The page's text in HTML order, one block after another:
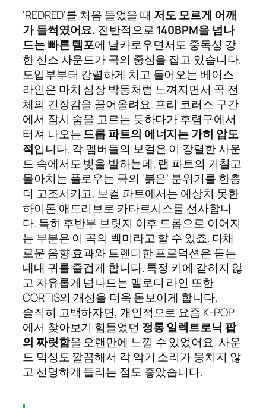
‘REDRED’를 처음 들었을 때 저도 모르게 어깨
가 들썩였어요. 전반적으로 140BPM을 넘나
드는 빠른 템포에 날카로우면서도 중독성 강
한 신스 사운드가 곡의 중심을 잡고 있습니다.
도입부부터 강렬하게 치고 들어오는 베이스
라인은 마치 심장 박동처럼 느껴지면서 곡 전
체의 긴장감을 끌어올려요. 프리 코러스 구간
에서 잠시 숨을 고르는 듯하다가 후렴구에서
터져 나오는드롭 파트의 에너지는 가히 압도
적입니다. 각 멤버들의 보컬은 이 강렬한 사운
드 속에서도 빛을 발하는데, 랩 파트의 거칠고
몰아치는 플로우는 곡의 ‘붉은’ 분위기를 한층
더 고조시키고, 보컬 파트에서는 예상치 못한
하이톤 애드리브로 카타르시스를 선사합니
다. 특히 후반부 브릿지 이후 드롭으로 이어지
는 부분은 이 곡의 백미라고 할 수 있죠. 다채
로운 음향 효과와 트렌디한 프로덕션은 듣는
내내 귀를 즐겁게 합니다. 특정 키에 갇히지 않
고 자유롭게 넘나드는 멜로디 라인 또한
CORTIS의 개성을 더욱 돋보이게 합니다.
솔직히 고백하자면, 개인적으로 요즘 K-POP
에서 찾아보기 힘들었던 정통 일렉트로닉 팝
의 짜릿함을 오랜만에 느낄 수 있었어요. 사운
드 믹싱도 깔끔해서 각 악기 소리가 뭉치지 않
고 선명하게 들리는 점도 좋았습니다.